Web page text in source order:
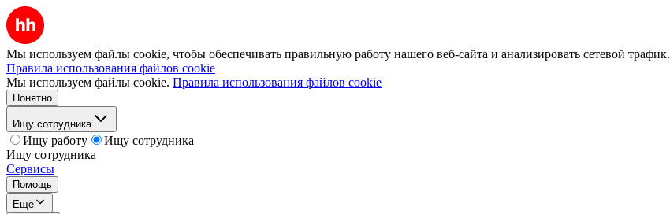
Мы используем файлы cookie, чтобы обеспечивать правильную работу нашего веб-сайта и анализировать сетевой трафик.
Правила использования файлов cookie
Мы используем файлы cookie. Правила использования файлов cookie
Понятно
Ищу сотрудника
Ищу работу
Ищу сотрудника
Ищу сотрудника
Сервисы
Помощь
Ещё